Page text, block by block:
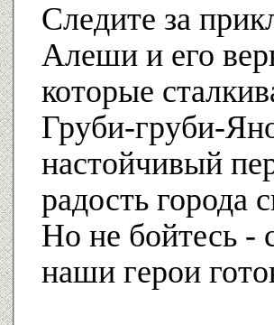
Следите за
Алеши и его
которые
Груби-груби-
настойчивый
радость
Но не бойтесь
наши герои